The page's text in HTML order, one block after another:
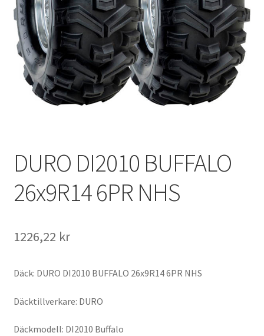
DURO DI2010 BUFFALO
26x9R14 6PR NHS
1226,22 kr
Däck: DURO DI2010 BUFFALO 26x9R14 6PR NHS
Däcktillverkare: DURO
Däckmodell: DI2010 Buffalo